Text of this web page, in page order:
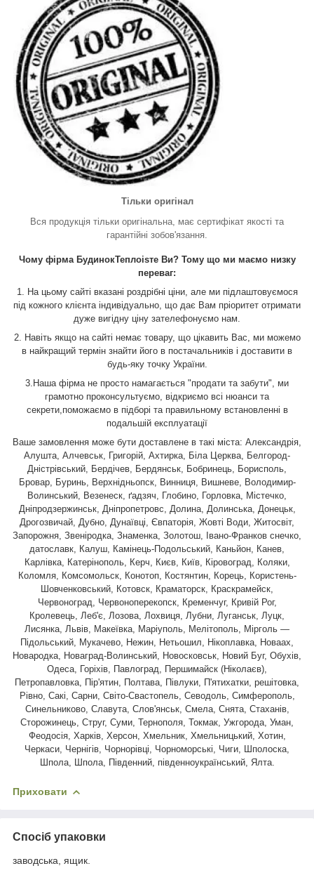
Тільки оригінал
Вся продукція тільки оригінальна, має сертифікат якості та
гарантійні зобов'язання.
Чому фірма БудинокТеплоisте Ви? Тому що ми маємо низку
переваг:
1. На цьому сайті вказані роздрібні ціни, але ми підлаштовуємося
під кожного клієнта індивідуально, що дає Вам пріоритет отримати
дуже вигідну ціну зателефонуємо нам.
2. Навіть якщо на сайті немає товару, що цікавить Вас, ми можемо
в найкращий термін знайти його в постачальників і доставити в
будь-яку точку України.
3.Наша фірма не просто намагається "продати та забути", ми
грамотно проконсультуємо, відкриємо всі нюанси та
секрети,поможаємо в підборі та правильному встановленні в
подальшій експлуатації
Ваше замовлення може бути доставлене в такі міста: Александрія,
Алушта, Алчевськ, Григорій, Ахтирка, Біла Церква, Белгород-
Дністрівський, Бердічев, Бердянськ, Бобринець, Борисполь,
Бровар, Буринь, Верхнідньопск, Винниця, Вишневе, Володимир-
Волинський, Везенеск, ґадзяч, Глобино, Горловка, Містечко,
Дніпродзержинськ, Дніпропетровс, Долина, Долинська, Донецьк,
Дрогозвичай, Дубно, Дунаївці, Євпаторія, Жовті Води, Житосвіт,
Запорожня, Звеніродка, Знаменка, Золотош, Івано-Франков снечко,
датославк, Калуш, Камінець-Подольський, Каньйон, Канев,
Карлівка, Катерінополь, Керч, Києв, Київ, Кіровоград, Коляки,
Коломля, Комсомольск, Конотоп, Костянтин, Корець, Користень-
Шовченковський, Котовск, Краматорск, Краскрамейск,
Червоноград, Червоноперекопск, Кременчуг, Кривій Рог,
Кролевець, Леб'є, Лозова, Лохвиця, Лубни, Луганськ, Луцк,
Лисянка, Львів, Макеївка, Маріуполь, Мелітополь, Мірголь ―
Підольський, Мукачево, Нежин, Нетьошил, Нікоплавка, Новаах,
Новародка, Новаград-Волинський, Новосковськ, Новий Буг, Обухів,
Одеса, Горіхів, Павлоград, Першимайск (Ніколаєв),
Петропавловка, Пір'ятин, Полтава, Півлуки, П'ятихатки, решітовка,
Рівно, Сакі, Сарни, Світо-Свастопель, Севодоль, Симферополь,
Синельниково, Славута, Слов'янськ, Смела, Снята, Стаханів,
Сторожинець, Струг, Суми, Тернополя, Токмак, Ужгорода, Уман,
Феодосія, Харків, Херсон, Хмельник, Хмельницький, Хотин,
Черкаси, Чернігів, Чорнорівці, Чорноморські, Чиги, Шполоска,
Шпола, Шпола, Південний, південноукраїнський, Ялта.
Приховати
Спосіб упаковки
заводська, ящик.